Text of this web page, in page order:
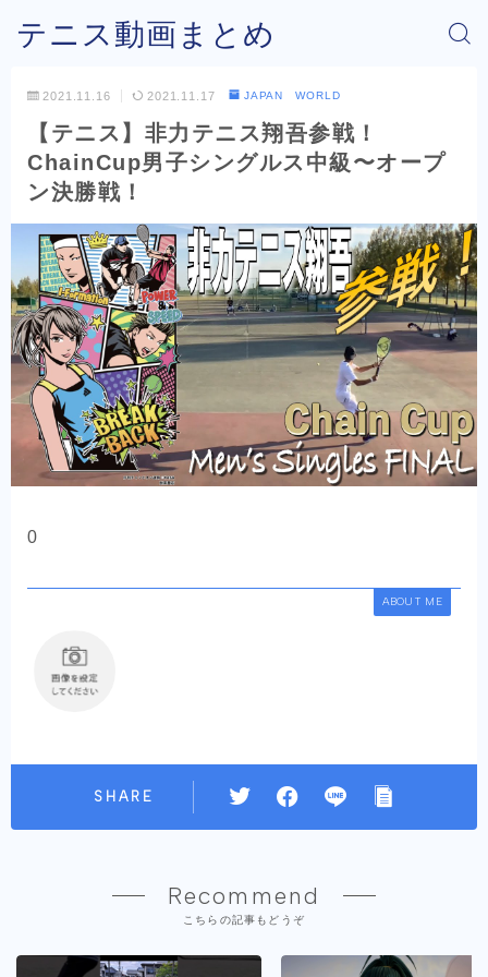
テニス動画まとめ
2021.11.16 2021.11.17 JAPAN WORLD
【テニス】非力テニス翔吾参戦！
ChainCup男子シングルス中級〜オープ
ン決勝戦！
0
ABOUT ME
SHARE
Recommend
こちらの記事もどうぞ